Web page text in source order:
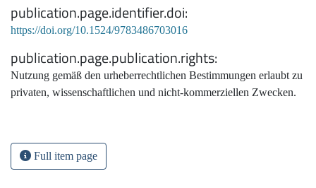
publication.page.identifier.doi
https://doi.org/10.1524/9783486703016
publication.page.publication.rights
Nutzung gemäß den urheberrechtlichen Bestimmungen erlaubt zu
privaten, wissenschaftlichen und nicht-kommerziellen Zwecken.
Full item page